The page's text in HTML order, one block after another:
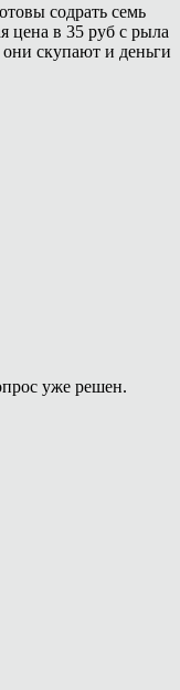
содрать семь
цена в 35 руб с рыла
скупают и деньги
уже решен.